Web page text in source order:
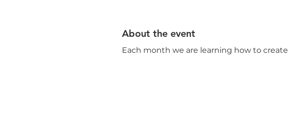
About the event
Each month we are learning how to